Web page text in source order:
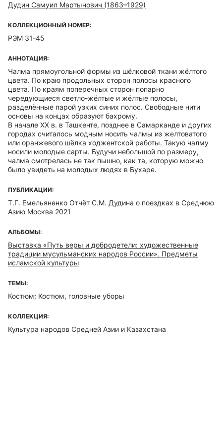
Дудин Самуил Мартынович (1863–1929)
КОЛЛЕКЦИОННЫЙ НОМЕР:
РЭМ 31-45
АННОТАЦИЯ:
Чалма прямоугольной формы из шёлковой ткани жёлтого
цвета. По краю продольных сторон полосы красного
цвета. По краям поперечных сторон попарно
чередующиеся светло-жёлтые и жёлтые полосы,
разделённые парой узких синих полос. Свободные нити
основы на концах образуют бахрому.
В начале XX в. в Ташкенте, позднее в Самарканде и других
городах считалось модным носить чалмы из желтоватого
или оранжевого шёлка ходжентской работы. Такую чалму
носили молодые сарты. Будучи небольшой по размеру,
чалма смотрелась не так пышно, как та, которую можно
было увидеть на молодых людях в Бухаре.
ПУБЛИКАЦИИ:
Т.Г. Емельяненко Отчёт С.М. Дудина о поездках в Среднюю
Азию Москва 2021
АЛЬБОМЫ:
Выставка «Путь веры и добродетели: художественные
традиции мусульманских народов России». Предметы
исламской культуры
ТЕМЫ:
Костюм; Костюм, головные уборы
КОЛЛЕКЦИЯ:
Культура народов Средней Азии и Казахстана